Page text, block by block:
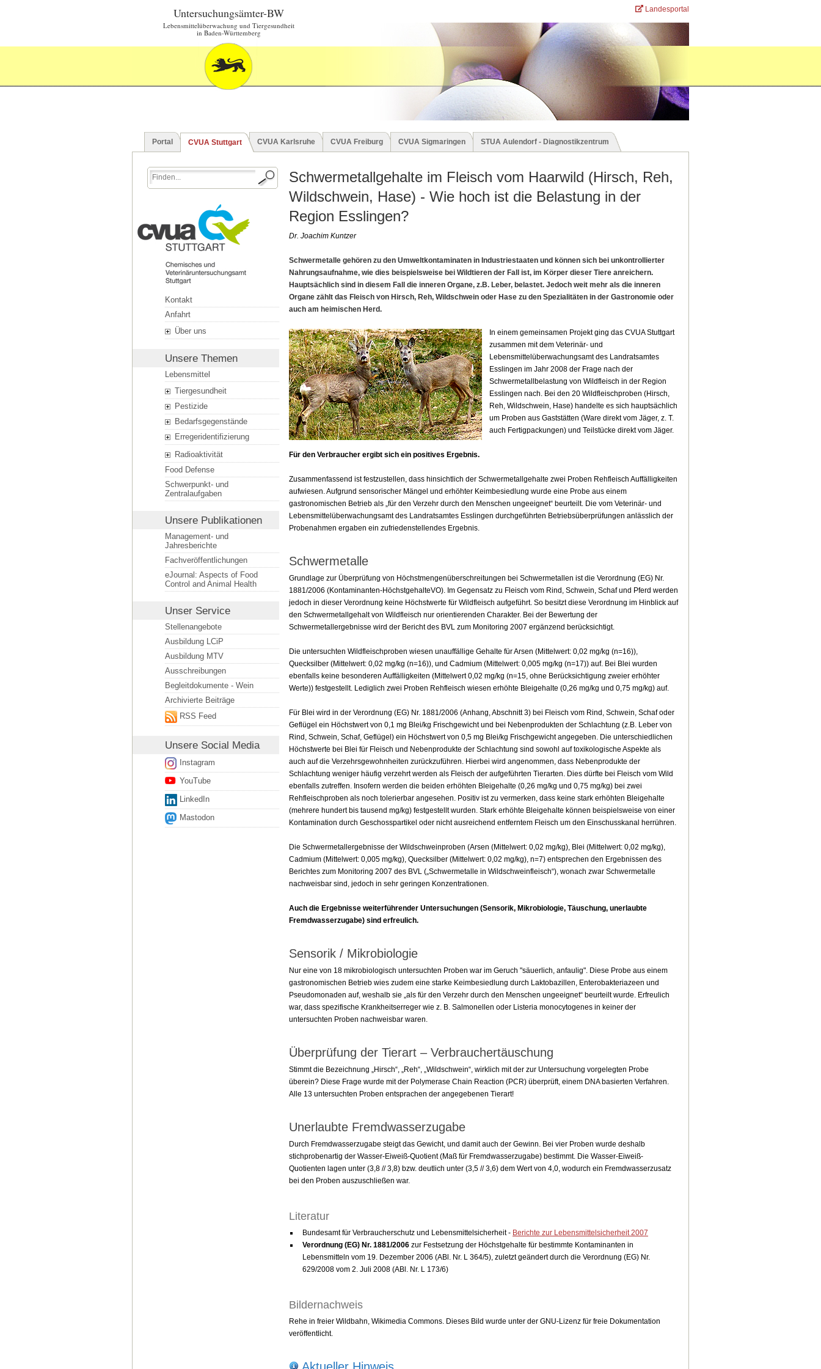
Untersuchungsämter-BW Landesportal
Lebensmittelüberwachung und Tiergesundheit
in Baden-Württemberg
Portal CVUA Stuttgart CVUA Karlsruhe CVUA Freiburg CVUA Sigmaringen STUA Aulendorf - Diagnostikzentrum
Kontakt
Anfahrt
Über uns
Unsere Themen
Lebensmittel
Tiergesundheit
Pestizide
Bedarfsgegenstände
Erregeridentifizierung
Radioaktivität
Food Defense
Schwerpunkt- und
Zentralaufgaben
Unsere Publikationen
Management- und
Jahresberichte
Fachveröffentlichungen
eJournal: Aspects of Food
Control and Animal Health
Unser Service
Stellenangebote
Ausbildung LCiP
Ausbildung MTV
Ausschreibungen
Begleitdokumente - Wein
Archivierte Beiträge
RSS Feed
Unsere Social Media
Instagram
YouTube
LinkedIn
Mastodon
Schwermetallgehalte im Fleisch vom Haarwild (Hirsch, Reh,
Wildschwein, Hase) - Wie hoch ist die Belastung in der
Region Esslingen?
Dr. Joachim Kuntzer
Schwermetalle gehören zu den Umweltkontaminaten in Industriestaaten und können sich bei unkontrollierter
Nahrungsaufnahme, wie dies beispielsweise bei Wildtieren der Fall ist, im Körper dieser Tiere anreichern.
Hauptsächlich sind in diesem Fall die inneren Organe, z.B. Leber, belastet. Jedoch weit mehr als die inneren
Organe zählt das Fleisch von Hirsch, Reh, Wildschwein oder Hase zu den Spezialitäten in der Gastronomie oder
auch am heimischen Herd.
In einem gemeinsamen Projekt ging das CVUA Stuttgart
zusammen mit dem Veterinär- und
Lebensmittelüberwachungsamt des Landratsamtes
Esslingen im Jahr 2008 der Frage nach der
Schwermetallbelastung von Wildfleisch in der Region
Esslingen nach. Bei den 20 Wildfleischproben (Hirsch,
Reh, Wildschwein, Hase) handelte es sich hauptsächlich
um Proben aus Gaststätten (Ware direkt vom Jäger, z. T.
auch Fertigpackungen) und Teilstücke direkt vom Jäger.
Für den Verbraucher ergibt sich ein positives Ergebnis.
Zusammenfassend ist festzustellen, dass hinsichtlich der Schwermetallgehalte zwei Proben Rehfleisch Auffälligkeiten
aufwiesen. Aufgrund sensorischer Mängel und erhöhter Keimbesiedlung wurde eine Probe aus einem
gastronomischen Betrieb als „für den Verzehr durch den Menschen ungeeignet“ beurteilt. Die vom Veterinär- und
Lebensmittelüberwachungsamt des Landratsamtes Esslingen durchgeführten Betriebsüberprüfungen anlässlich der
Probenahmen ergaben ein zufriedenstellendes Ergebnis.
Schwermetalle
Grundlage zur Überprüfung von Höchstmengenüberschreitungen bei Schwermetallen ist die Verordnung (EG) Nr.
1881/2006 (Kontaminanten-HöchstgehalteVO). Im Gegensatz zu Fleisch vom Rind, Schwein, Schaf und Pferd werden
jedoch in dieser Verordnung keine Höchstwerte für Wildfleisch aufgeführt. So besitzt diese Verordnung im Hinblick auf
den Schwermetallgehalt von Wildfleisch nur orientierenden Charakter. Bei der Bewertung der
Schwermetallergebnisse wird der Bericht des BVL zum Monitoring 2007 ergänzend berücksichtigt.
Die untersuchten Wildfleischproben wiesen unauffällige Gehalte für Arsen (Mittelwert: 0,02 mg/kg (n=16)),
Quecksilber (Mittelwert: 0,02 mg/kg (n=16)), und Cadmium (Mittelwert: 0,005 mg/kg (n=17)) auf. Bei Blei wurden
ebenfalls keine besonderen Auffälligkeiten (Mittelwert 0,02 mg/kg (n=15, ohne Berücksichtigung zweier erhöhter
Werte)) festgestellt. Lediglich zwei Proben Rehfleisch wiesen erhöhte Bleigehalte (0,26 mg/kg und 0,75 mg/kg) auf.
Für Blei wird in der Verordnung (EG) Nr. 1881/2006 (Anhang, Abschnitt 3) bei Fleisch vom Rind, Schwein, Schaf oder
Geflügel ein Höchstwert von 0,1 mg Blei/kg Frischgewicht und bei Nebenprodukten der Schlachtung (z.B. Leber von
Rind, Schwein, Schaf, Geflügel) ein Höchstwert von 0,5 mg Blei/kg Frischgewicht angegeben. Die unterschiedlichen
Höchstwerte bei Blei für Fleisch und Nebenprodukte der Schlachtung sind sowohl auf toxikologische Aspekte als
auch auf die Verzehrsgewohnheiten zurückzuführen. Hierbei wird angenommen, dass Nebenprodukte der
Schlachtung weniger häufig verzehrt werden als Fleisch der aufgeführten Tierarten. Dies dürfte bei Fleisch vom Wild
ebenfalls zutreffen. Insofern werden die beiden erhöhten Bleigehalte (0,26 mg/kg und 0,75 mg/kg) bei zwei
Rehfleischproben als noch tolerierbar angesehen. Positiv ist zu vermerken, dass keine stark erhöhten Bleigehalte
(mehrere hundert bis tausend mg/kg) festgestellt wurden. Stark erhöhte Bleigehalte können beispielsweise von einer
Kontamination durch Geschosspartikel oder nicht ausreichend entferntem Fleisch um den Einschusskanal herrühren.
Die Schwermetallergebnisse der Wildschweinproben (Arsen (Mittelwert: 0,02 mg/kg), Blei (Mittelwert: 0,02 mg/kg),
Cadmium (Mittelwert: 0,005 mg/kg), Quecksilber (Mittelwert: 0,02 mg/kg), n=7) entsprechen den Ergebnissen des
Berichtes zum Monitoring 2007 des BVL („Schwermetalle in Wildschweinfleisch“), wonach zwar Schwermetalle
nachweisbar sind, jedoch in sehr geringen Konzentrationen.
Auch die Ergebnisse weiterführender Untersuchungen (Sensorik, Mikrobiologie, Täuschung, unerlaubte
Fremdwasserzugabe) sind erfreulich.
Sensorik / Mikrobiologie
Nur eine von 18 mikrobiologisch untersuchten Proben war im Geruch "säuerlich, anfaulig". Diese Probe aus einem
gastronomischen Betrieb wies zudem eine starke Keimbesiedlung durch Laktobazillen, Enterobakteriazeen und
Pseudomonaden auf, weshalb sie „als für den Verzehr durch den Menschen ungeeignet“ beurteilt wurde. Erfreulich
war, dass spezifische Krankheitserreger wie z. B. Salmonellen oder Listeria monocytogenes in keiner der
untersuchten Proben nachweisbar waren.
Überprüfung der Tierart – Verbrauchertäuschung
Stimmt die Bezeichnung „Hirsch“, „Reh“, „Wildschwein“, wirklich mit der zur Untersuchung vorgelegten Probe
überein? Diese Frage wurde mit der Polymerase Chain Reaction (PCR) überprüft, einem DNA basierten Verfahren.
Alle 13 untersuchten Proben entsprachen der angegebenen Tierart!
Unerlaubte Fremdwasserzugabe
Durch Fremdwasserzugabe steigt das Gewicht, und damit auch der Gewinn. Bei vier Proben wurde deshalb
stichprobenartig der Wasser-Eiweiß-Quotient (Maß für Fremdwasserzugabe) bestimmt. Die Wasser-Eiweiß-
Quotienten lagen unter (3,8 // 3,8) bzw. deutlich unter (3,5 // 3,6) dem Wert von 4,0, wodurch ein Fremdwasserzusatz
bei den Proben auszuschließen war.
Literatur
Bundesamt für Verbraucherschutz und Lebensmittelsicherheit - Berichte zur Lebensmittelsicherheit 2007
Verordnung (EG) Nr. 1881/2006 zur Festsetzung der Höchstgehalte für bestimmte Kontaminanten in
Lebensmitteln vom 19. Dezember 2006 (ABl. Nr. L 364/5), zuletzt geändert durch die Verordnung (EG) Nr.
629/2008 vom 2. Juli 2008 (ABl. Nr. L 173/6)
Bildernachweis
Rehe in freier Wildbahn, Wikimedia Commons. Dieses Bild wurde unter der GNU-Lizenz für freie Dokumentation
veröffentlicht.